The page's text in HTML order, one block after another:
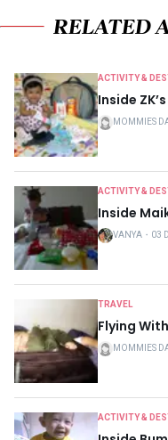
RELATED
ACTIVITY &
Inside
MOMMIES
ACTIVITY &
Inside
VANYA ・ 03
TRAVEL
Flying
MOMMIES
ACTIVITY &